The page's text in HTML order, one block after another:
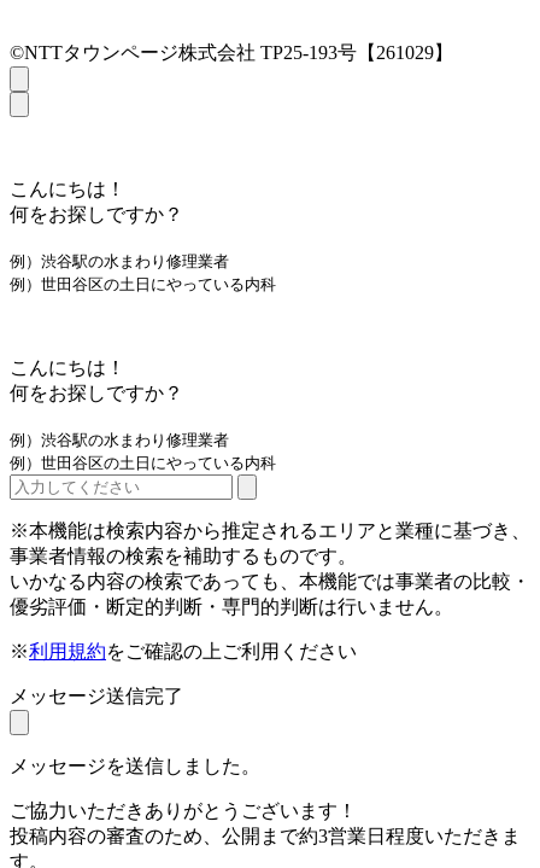
©NTTタウンページ株式会社 TP25-193号【261029】
こんにちは！
何をお探しですか？
例）渋谷駅の水まわり修理業者
例）世田谷区の土日にやっている内科
こんにちは！
何をお探しですか？
例）渋谷駅の水まわり修理業者
例）世田谷区の土日にやっている内科
※本機能は検索内容から推定されるエリアと業種に基づき、
事業者情報の検索を補助するものです。
いかなる内容の検索であっても、本機能では事業者の比較・
優劣評価・断定的判断・専門的判断は行いません。
※利用規約をご確認の上ご利用ください
メッセージ送信完了
メッセージを送信しました。
ご協力いただきありがとうございます！
投稿内容の審査のため、公開まで約3営業日程度いただきま
す。